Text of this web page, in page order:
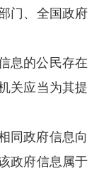
门、全国政府
的公民存在
关应当为其提
政府信息向
政府信息属于